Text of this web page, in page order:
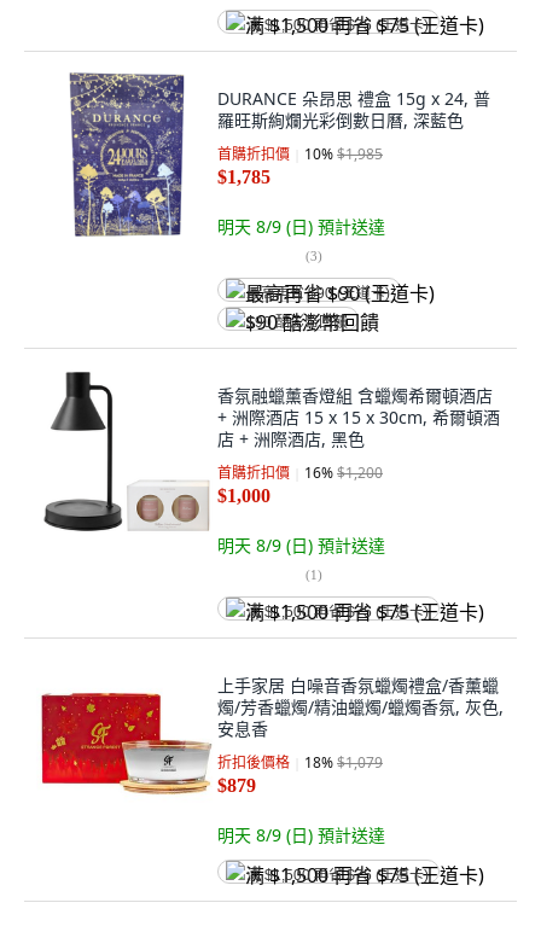
满 $1,500 再省 $75 (王道卡)
DURANCE 朵昂思 禮盒 15g x 24, 普
羅旺斯絢爛光彩倒數日曆, 深藍色
首購折扣價 10%$1,985
$1,785
明天 8/9 (日) 預計送達
(3)
最高再省 $90 (王道卡)
$90 酷澎幣回饋
香氛融蠟薰香燈組 含蠟燭希爾頓酒店
+ 洲際酒店 15 x 15 x 30cm, 希爾頓酒
店 + 洲際酒店, 黑色
首購折扣價 16%$1,200
$1,000
明天 8/9 (日) 預計送達
(1)
满 $1,500 再省 $75 (王道卡)
上手家居 白噪音香氛蠟燭禮盒/香薰蠟
燭/芳香蠟燭/精油蠟燭/蠟燭香氛, 灰色,
安息香
折扣後價格 18%$1,079
$879
明天 8/9 (日) 預計送達
满 $1,500 再省 $75 (王道卡)